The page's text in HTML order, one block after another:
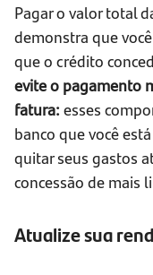
Pagar o valor total
demonstra que
que o crédito
evite o pagamento
fatura: esses
banco que você
quitar seus gastos
concessão de mais
Atualize sua